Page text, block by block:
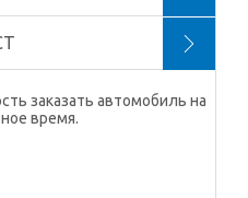
заказать автомобиль на
время.